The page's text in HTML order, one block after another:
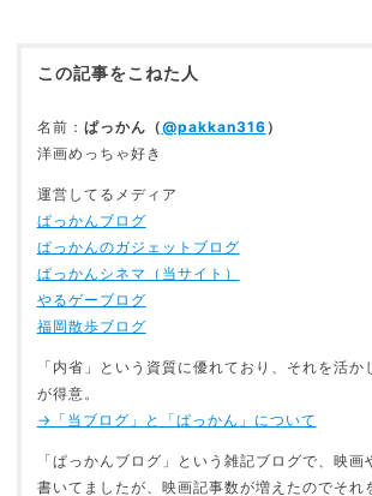
この記事をこねた人
名前： ぱっかん（@pakkan316 ）
洋画めっちゃ好き
運営してるメディア
ぱっかんブログ
ぱっかんのガジェットブログ
ぱっかんシネマ（当サイト）
やるゲーブログ
福岡散歩ブログ
「内省」という資質に優れており、それを活か
が得意。
→「当ブログ」と「ぱっかん」について
「ぱっかんブログ」という雑記ブログで、映画
書いてましたが、映画記事数が増えたのでそれ